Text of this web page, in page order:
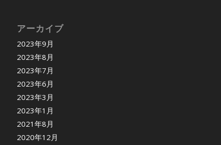
アーカイブ
2023年9月
2023年8月
2023年7月
2023年6月
2023年3月
2023年1月
2021年8月
2020年12月